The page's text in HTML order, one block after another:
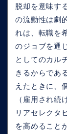
脱却を意味す
の流動性は劇
れは、転職を
のジョブを通
としてのカル
きるからであ
えたときに、
（雇用され続
リアセレクタ
を高めること